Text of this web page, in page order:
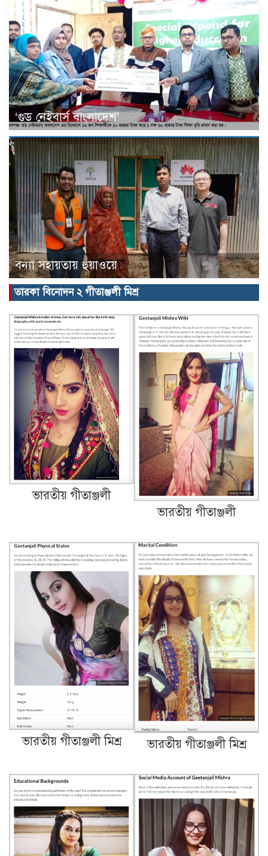
‘গুড নেইবার্স বাংলাদেশ’
বন্যা সহায়তায় হুয়াওয়ে
তারকা বিনোদন ২ গীতাঞ্জলী মিশ্র
ভারতীয় গীতাঞ্জলী
ভারতীয় গীতাঞ্জলী
ভারতীয় গীতাঞ্জলী মিশ্র ভারতীয় গীতাঞ্জলী মিশ্র